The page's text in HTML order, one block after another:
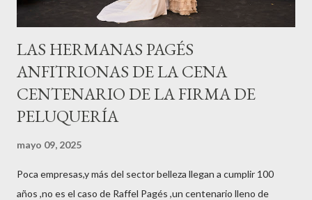
LAS HERMANAS PAGÉS
ANFITRIONAS DE LA CENA
CENTENARIO DE LA FIRMA DE
PELUQUERÍA
mayo 09, 2025
Poca empresas,y más del sector belleza llegan a cumplir 100
años ,no es el caso de Raffel Pagés ,un centenario lleno de